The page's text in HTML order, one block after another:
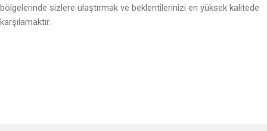
bölgelerinde sizlere ulaştırmak ve beklentilerinizi en yüksek kalitede
karşılamaktır.